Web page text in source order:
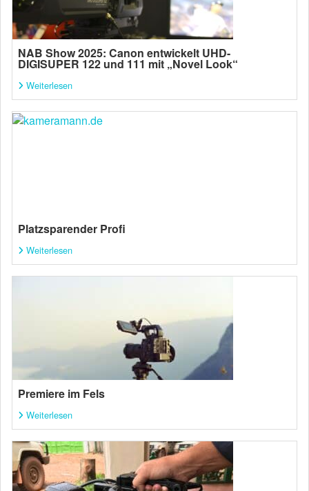
NAB Show 2025: Canon entwickelt UHD-
DIGISUPER 122 und 111 mit „Novel Look“
Weiterlesen
Platzsparender Profi
Weiterlesen
Premiere im Fels
Weiterlesen